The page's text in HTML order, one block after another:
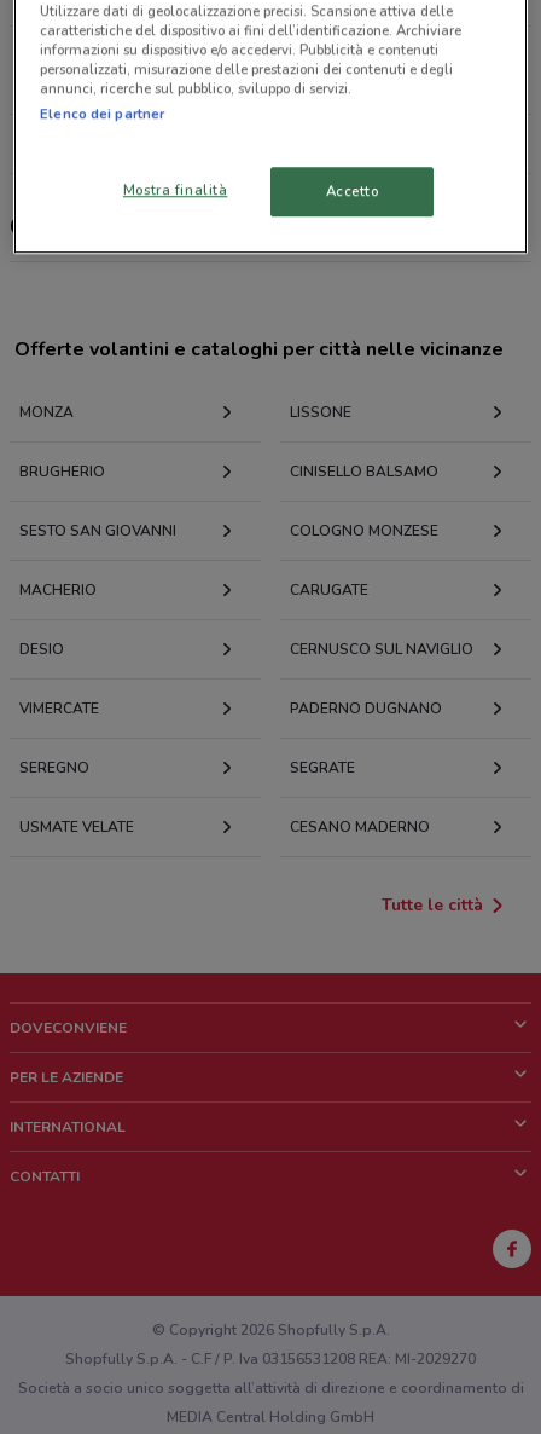
Piazza Liberta', 3 Lissone
3.9 km
CHIUSO
Club Salute, offerte e negozi
Offerte volantini e cataloghi per città nelle vicinanze
MONZA LISSONE
BRUGHERIO CINISELLO BALSAMO
SESTO SAN GIOVANNI COLOGNO MONZESE
MACHERIO CARUGATE
DESIO CERNUSCO SUL NAVIGLIO
VIMERCATE PADERNO DUGNANO
SEREGNO SEGRATE
USMATE VELATE CESANO MADERNO
Tutte le città
DOVECONVIENE
Chi siamo
Lavora con noi
PER LE AZIENDE
Richieste commerciali e marketing
INTERNATIONAL
CONTATTI
Hai un malfunzionamento sul web o sull'app?
© Copyright 2026 Shopfully S.p.A.
Shopfully S.p.A. - C.F / P. Iva 03156531208 REA: MI-2029270
Società a socio unico soggetta all’attività di direzione e coordinamento di
MEDIA Central Holding GmbH
Utilizzare dati di geolocalizzazione precisi. Scansione attiva delle
caratteristiche del dispositivo ai fini dell’identificazione. Archiviare
informazioni su dispositivo e/o accedervi. Pubblicità e contenuti
personalizzati, misurazione delle prestazioni dei contenuti e degli
annunci, ricerche sul pubblico, sviluppo di servizi.
Elenco dei partner
Mostra finalità Accetto